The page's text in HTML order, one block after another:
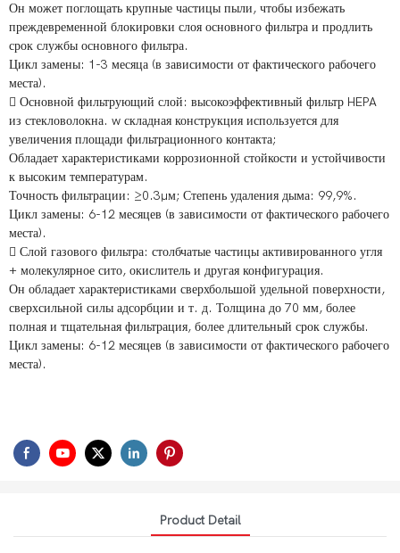
​​​​​​Он может поглощать крупные частицы пыли, чтобы избежать
преждевременной блокировки слоя основного фильтра и продлить
срок службы основного фильтра.
Цикл замены: 1-3 месяца (в зависимости от фактического рабочего
места).
 Основной фильтрующий слой: высокоэффективный фильтр HEPA
из стекловолокна. w складная конструкция используется для
увеличения площади фильтрационного контакта;
Обладает характеристиками коррозионной стойкости и устойчивости
к высоким температурам.
Точность фильтрации: ≥0.3μм; Степень удаления дыма: 99,9%.
Цикл замены: 6-12 месяцев (в зависимости от фактического рабочего
места).
 Слой газового фильтра: столбчатые частицы активированного угля
+ молекулярное сито, окислитель и другая конфигурация.
Он обладает характеристиками сверхбольшой удельной поверхности,
сверхсильной силы адсорбции и т. д. Толщина до 70 мм, более
полная и тщательная фильтрация, более длительный срок службы.
Цикл замены: 6-12 месяцев (в зависимости от фактического рабочего
места).
Product Detail